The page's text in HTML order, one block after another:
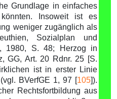
Grundlage in einfaches
Insoweit ist es
weniger zugänglich als
Sozialplan und
1980, S. 48; Herzog in
GG, Art. 20 Rdnr. 25 [S.
ist in erster Linie
BVerfGE 1, 97 [105]).
Rechtsfortbildung aus